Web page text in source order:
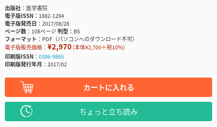
出版社
医学書院
電子版ISSN
1882-1294
電子版発売日
2017/08/28
ページ数
108ページ判型
B5
フォーマット
PDF（パソコンへのダウンロード不可）
電子版販売価格： ¥2,970(本体¥2,700＋税10％)
印刷版ISSN
0386-9865
印刷版発行年月
2017/02
カートに入れる
ちょっと立ち読み